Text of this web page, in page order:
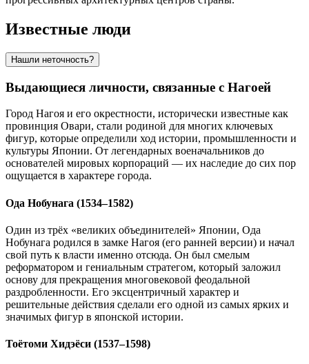
Известные люди
Нашли неточность?
Выдающиеся личности, связанные с Нагоей
Город Нагоя и его окрестности, исторически известные как
провинция Овари, стали родиной для многих ключевых
фигур, которые определили ход истории, промышленности и
культуры Японии. От легендарных военачальников до
основателей мировых корпораций — их наследие до сих пор
ощущается в характере города.
Ода Нобунага (1534–1582)
Один из трёх «великих объединителей» Японии, Ода
Нобунага родился в замке Нагоя (его ранней версии) и начал
свой путь к власти именно отсюда. Он был смелым
реформатором и гениальным стратегом, который заложил
основу для прекращения многовековой феодальной
раздробленности. Его эксцентричный характер и
решительные действия сделали его одной из самых ярких и
значимых фигур в японской истории.
Тоётоми Хидэёси (1537–1598)